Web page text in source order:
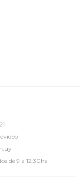
de 9 a 12:30hs